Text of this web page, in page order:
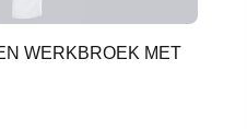
WERKBROEK MET